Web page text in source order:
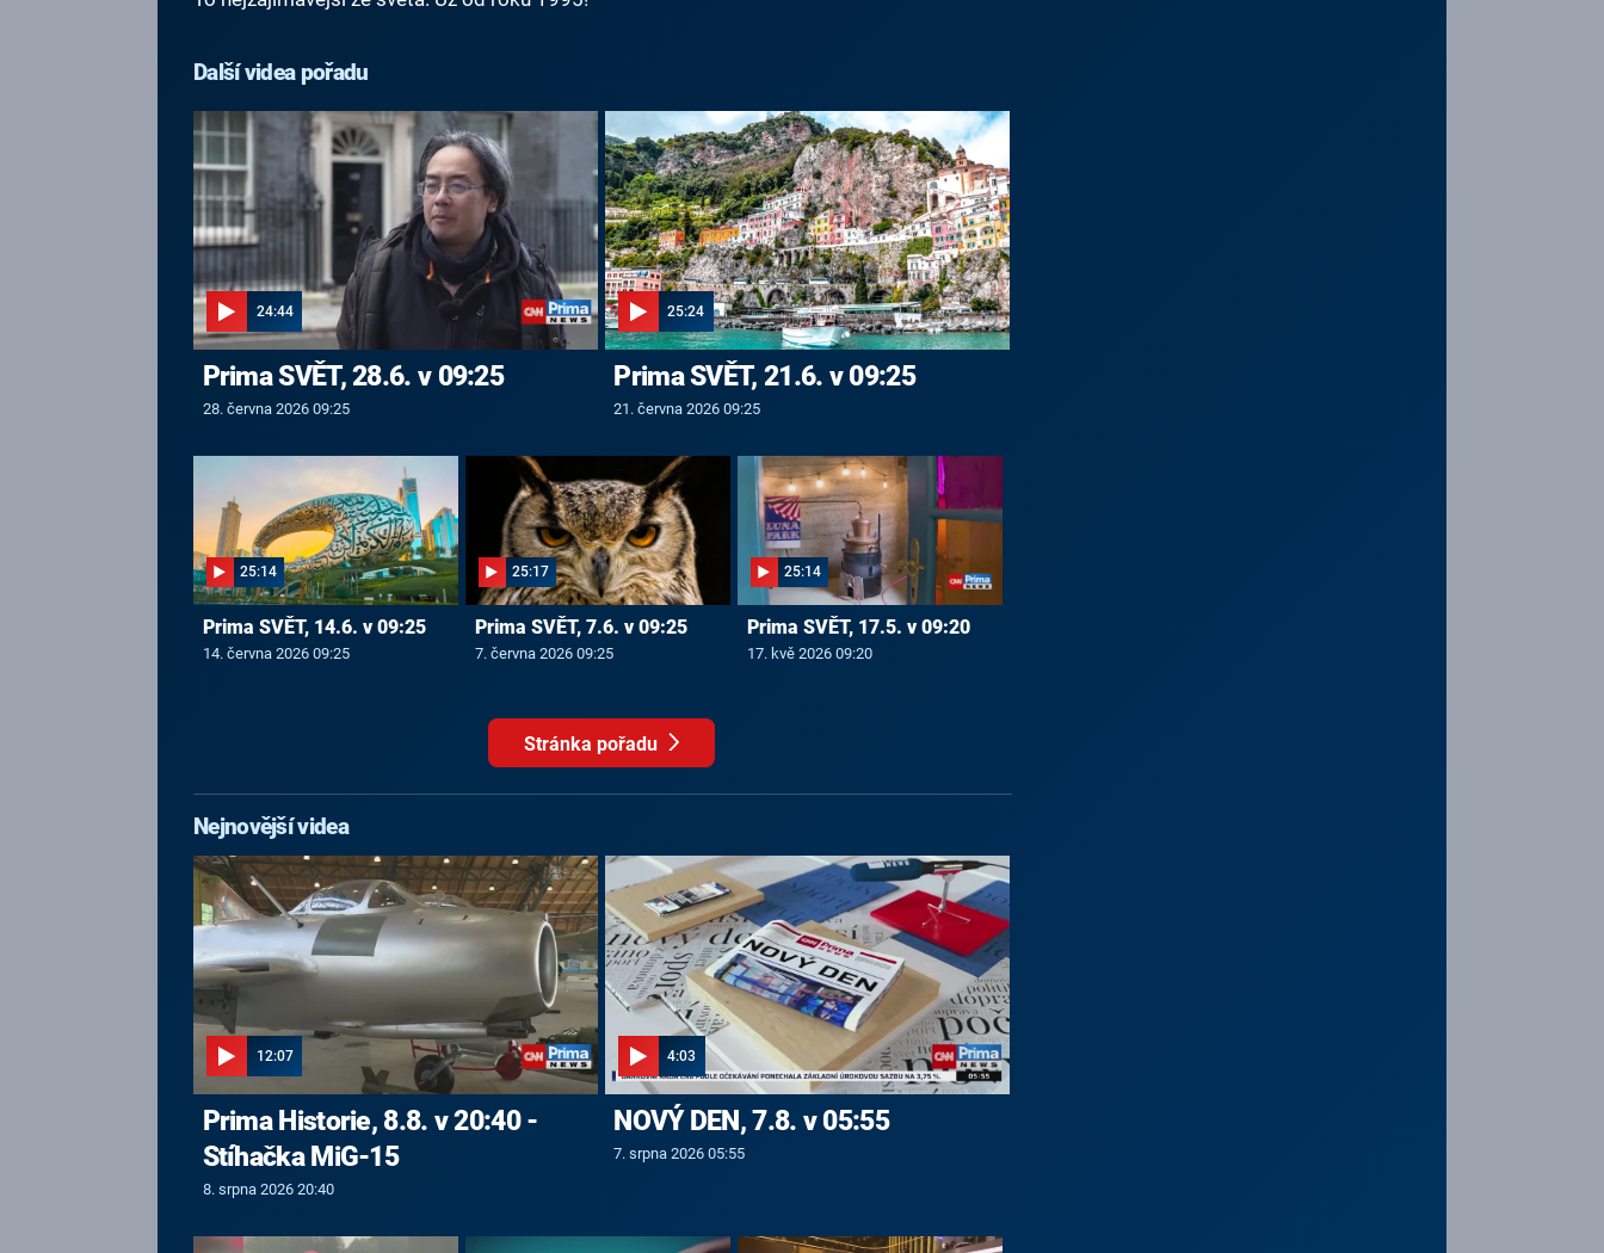
Další videa pořadu
24:44
Prima SVĚT, 28.6. v 09:25
28. června 2026 09:25
25:24
Prima SVĚT, 21.6. v 09:25
21. června 2026 09:25
25:14
Prima SVĚT, 14.6. v 09:25
14. června 2026 09:25
25:17
Prima SVĚT, 7.6. v 09:25
7. června 2026 09:25
25:14
Prima SVĚT, 17.5. v 09:20
17. kvě 2026 09:20
Stránka pořadu
Nejnovější videa
12:07
Prima Historie, 8.8. v 20:40 -
Stíhačka MiG-15
8. srpna 2026 20:40
4:03
NOVÝ DEN, 7.8. v 05:55
7. srpna 2026 05:55